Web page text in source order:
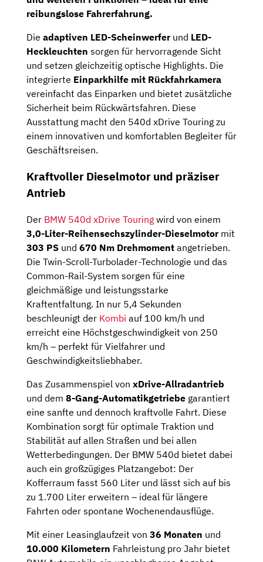
reibungslose Fahrerfahrung.
Die adaptiven LED-Scheinwerferund LED-
Heckleuchten sorgen für hervorragende Sicht
und setzen gleichzeitig optische Highlights. Die
integrierte Einparkhilfe mit Rückfahrkamera
vereinfacht das Einparken und bietet zusätzliche
Sicherheit beim Rückwärtsfahren. Diese
Ausstattung macht den 540d xDrive Touring zu
einem innovativen und komfortablen Begleiter für
Geschäftsreisen.
Kraftvoller Dieselmotor und präziser
Antrieb
Der BMW 540d xDrive Touring wird von einem
3,0-Liter-Reihensechszylinder-Dieselmotormit
303 PS und 670 Nm Drehmoment angetrieben.
Die Twin-Scroll-Turbolader-Technologie und das
Common-Rail-System sorgen für eine
gleichmäßige und leistungsstarke
Kraftentfaltung. In nur 5,4 Sekunden
beschleunigt der Kombi auf 100 km/h und
erreicht eine Höchstgeschwindigkeit von 250
km/h – perfekt für Vielfahrer und
Geschwindigkeitsliebhaber.
Das Zusammenspiel von xDrive-Allradantrieb
und dem 8-Gang-Automatikgetriebe garantiert
eine sanfte und dennoch kraftvolle Fahrt. Diese
Kombination sorgt für optimale Traktion und
Stabilität auf allen Straßen und bei allen
Wetterbedingungen. Der BMW 540d bietet dabei
auch ein großzügiges Platzangebot: Der
Kofferraum fasst 560 Liter und lässt sich auf bis
zu 1.700 Liter erweitern – ideal für längere
Fahrten oder spontane Wochenendausflüge.
Mit einer Leasinglaufzeit von 36 Monaten und
10.000 Kilometern Fahrleistung pro Jahr bietet